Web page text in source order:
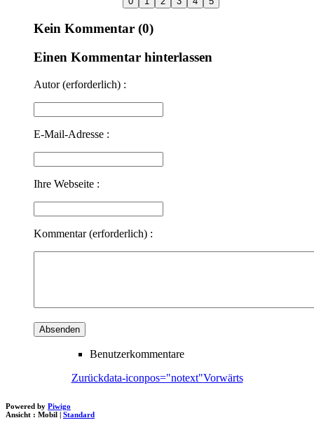
Kein Kommentar (0)
Einen Kommentar hinterlassen
Autor (erforderlich) :
E-Mail-Adresse :
Ihre Webseite :
Kommentar (erforderlich) :
Benutzerkommentare
Zurückdata-iconpos="notext"Vorwärts
Powered by Piwigo
Ansicht : Mobil | Standard